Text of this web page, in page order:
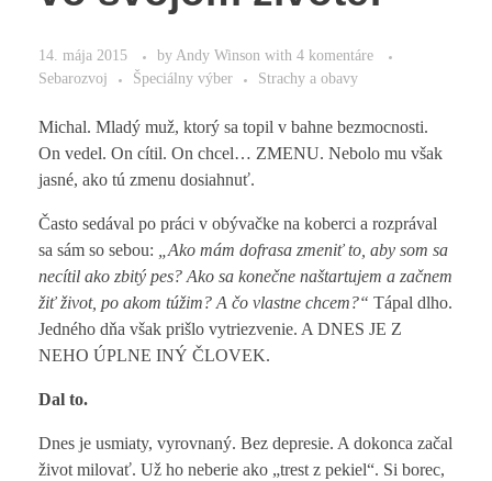
14. mája 2015 byAndy Winson with 4 komentáre
Sebarozvoj
Špeciálny výber Strachy a obavy
Michal. Mladý muž, ktorý sa topil v bahne bezmocnosti.
On vedel. On cítil. On chcel… ZMENU. Nebolo mu však
jasné, ako tú zmenu dosiahnuť.
Často sedával po práci v obývačke na koberci a rozprával
sa sám so sebou: „Ako mám dofrasa zmeniť to, aby som sa
necítil ako zbitý pes? Ako sa konečne naštartujem a začnem
žiť život, po akom túžim? A čo vlastne chcem?“ Tápal dlho.
Jedného dňa však prišlo vytriezvenie. A DNES JE Z
NEHO ÚPLNE INÝ ČLOVEK.
Dal to.
Dnes je usmiaty, vyrovnaný. Bez depresie. A dokonca začal
život milovať. Už ho neberie ako „trest z pekiel“. Si borec,